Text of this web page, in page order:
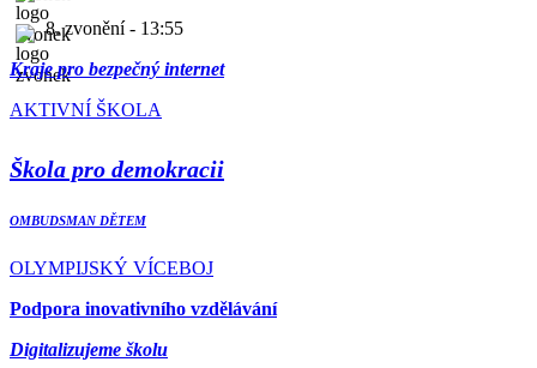
8. zvonění - 13:55
Kraje pro bezpečný internet
AKTIVNÍ ŠKOLA
Škola pro demokracii
OMBUDSMAN DĚTEM
OLYMPIJSKÝ VÍCEBOJ
Podpora inovativního vzdělávání
Digitalizujeme školu